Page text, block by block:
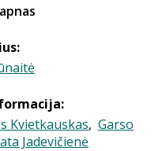
Kvietkauskas, Garso
Jadevičienė